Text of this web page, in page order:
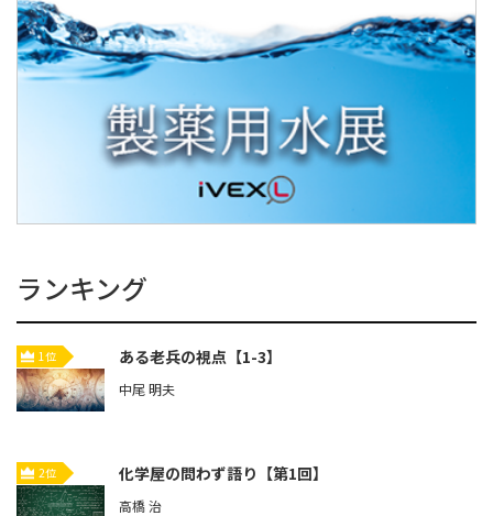
ランキング
1位 ある老兵の視点【1-3】
中尾 明夫
2位 化学屋の問わず語り【第1回】
高橋 治